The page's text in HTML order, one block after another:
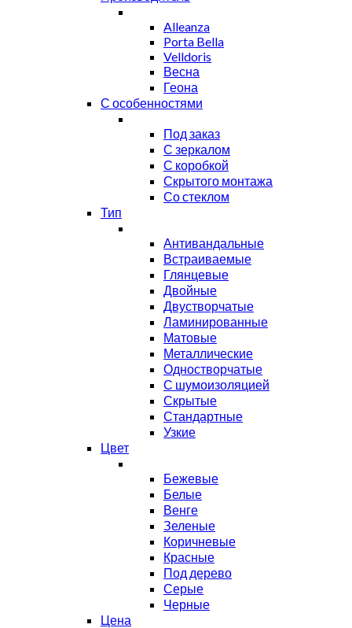
Alleanza
Porta Bella
Velldoris
Весна
Геона
С особенностями
Под заказ
С зеркалом
С коробкой
Скрытого монтажа
Со стеклом
Тип
Антивандальные
Встраиваемые
Глянцевые
Двойные
Двустворчатые
Ламинированные
Матовые
Металлические
Одностворчатые
С шумоизоляцией
Скрытые
Стандартные
Узкие
Цвет
Бежевые
Белые
Венге
Зеленые
Коричневые
Красные
Под дерево
Серые
Черные
Цена